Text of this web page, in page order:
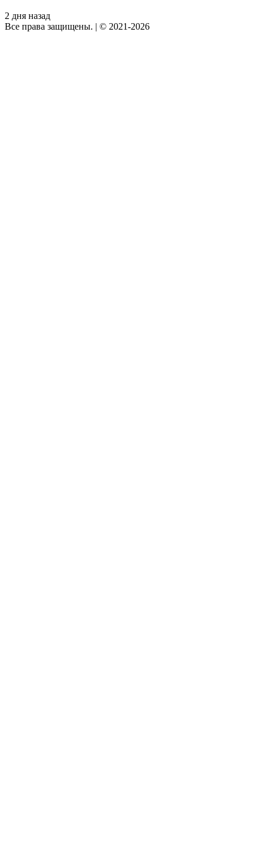
2 дня назад
Все права защищены. | © 2021-2026